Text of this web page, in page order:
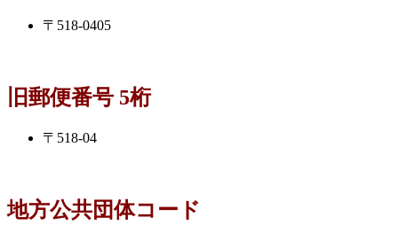
〒518-0405
旧郵便番号 5桁
〒518-04
地方公共団体コード